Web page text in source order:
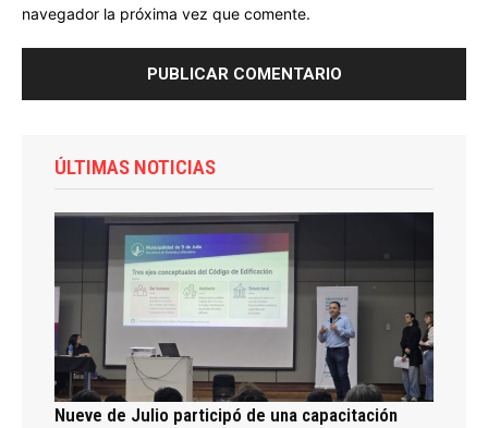
navegador la próxima vez que comente.
ÚLTIMAS NOTICIAS
Nueve de Julio participó de una capacitación